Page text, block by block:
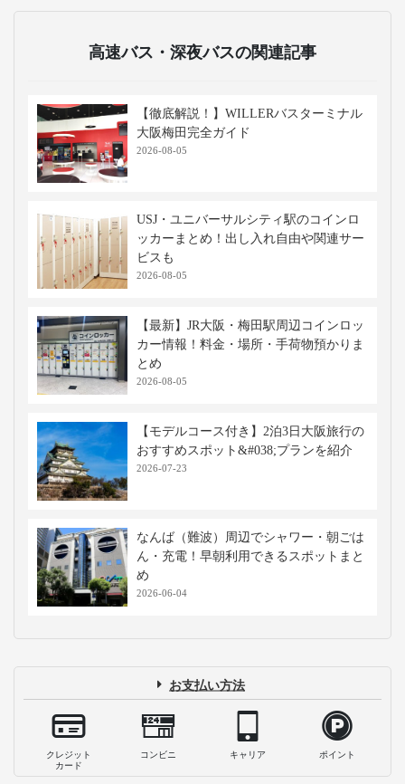
高速バス・深夜バスの関連記事
【徹底解説！】WILLERバスターミナル
大阪梅田完全ガイド
2026-08-05
USJ・ユニバーサルシティ駅のコインロ
ッカーまとめ！出し入れ自由や関連サー
ビスも
2026-08-05
【最新】JR大阪・梅田駅周辺コインロッ
カー情報！料金・場所・手荷物預かりま
とめ
2026-08-05
【モデルコース付き】2泊3日大阪旅行の
おすすめスポット&#038;プランを紹介
2026-07-23
なんば（難波）周辺でシャワー・朝ごは
ん・充電！早朝利用できるスポットまと
め
2026-06-04
お支払い方法
クレジット
カード
コンビニ キャリア ポイント